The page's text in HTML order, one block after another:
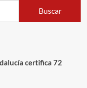
Buscar
certifica 72